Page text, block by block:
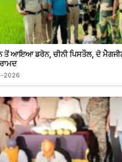
ਤੋਂ ਆਇਆ ਡਰੋਨ, ਚੀਨੀ ਪਿਸਤੌਲ, ਦੋ
2026